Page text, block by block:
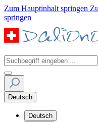
Zum Hauptinhalt springen
springen
Deutsch
Deutsch